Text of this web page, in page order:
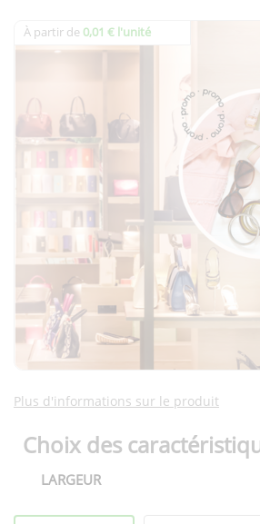
À partir de 0,01 € l'unité
Plus d'informations sur le produit
Choix des
LARGEUR